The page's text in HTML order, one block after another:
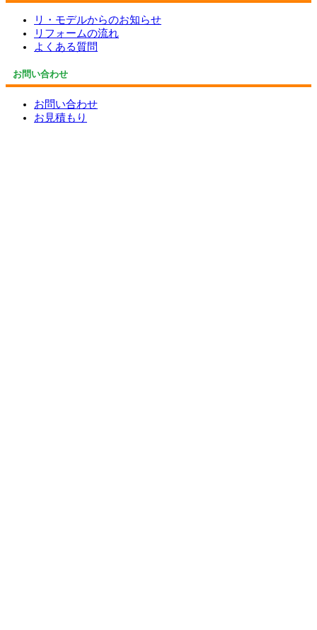
リ・モデルからのお知らせ
リフォームの流れ
よくある質問
お問い合わせ
お問い合わせ
お見積もり